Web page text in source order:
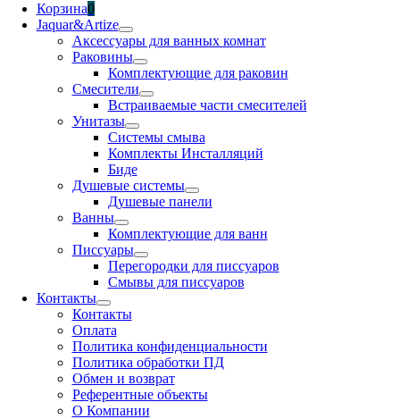
Корзина0
Jaquar&Artize
Аксессуары для ванных комнат
Раковины
Комплектующие для раковин
Смесители
Встраиваемые части смесителей
Унитазы
Системы смыва
Комплекты Инсталляций
Биде
Душевые системы
Душевые панели
Ванны
Комплектующие для ванн
Писсуары
Перегородки для писсуаров
Смывы для писсуаров
Контакты
Контакты
Оплата
Политика конфиденциальности
Политика обработки ПД
Обмен и возврат
Референтные объекты
О Компании